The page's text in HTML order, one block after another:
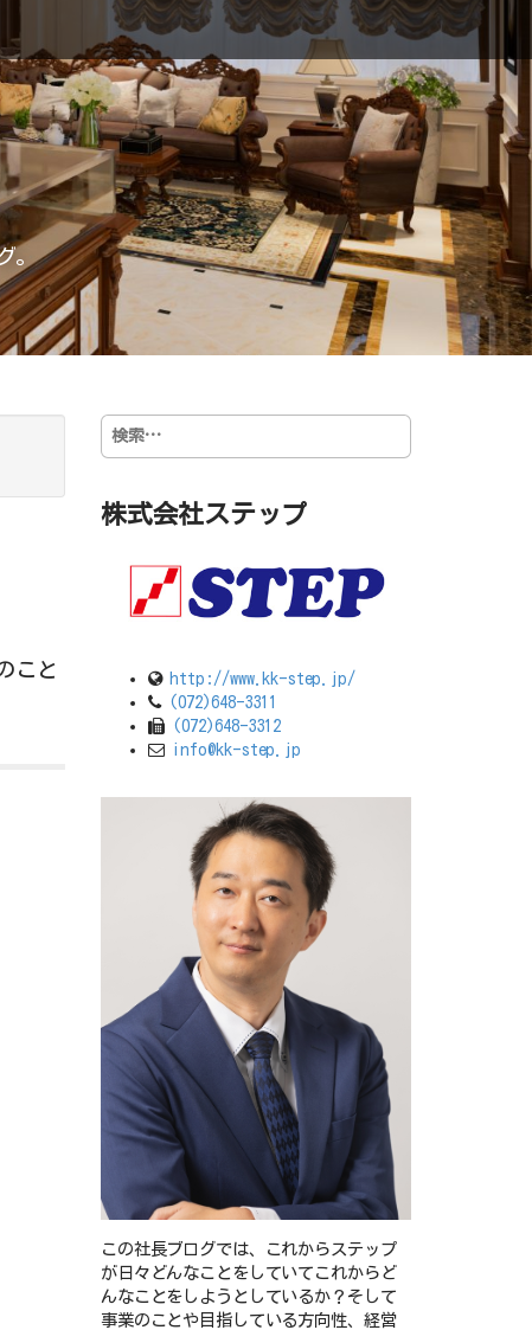
。
こと
検
索:
株式会社ステップ
http://www.kk-step.jp/
(072)648-3311
(072)648-3312
info@kk-step.jp
この社長ブログでは、これからステップ
が日々どんなことをしていてこれからど
んなことをしようとしているか？そして
事業のことや目指している方向性、経営